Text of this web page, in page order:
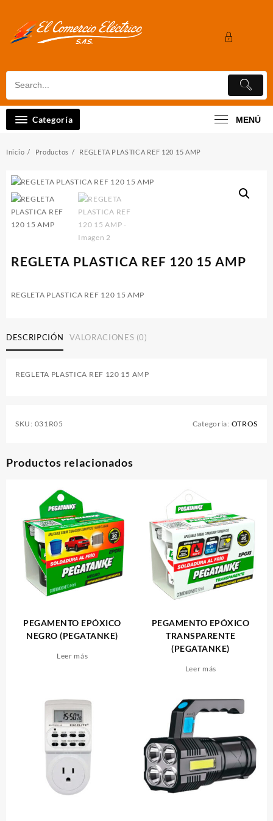
contenido
Categoría MENÚ
Inicio Productos REGLETA PLASTICA REF 120 15 AMP
REGLETA PLASTICA REF 120 15 AMP
REGLETA PLASTICA REF 120 15 AMP
DESCRIPCIÓN VALORACIONES (0)
REGLETA PLASTICA REF 120 15 AMP
SKU: 031R05 Categoría: OTROS
Productos relacionados
PEGAMENTO EPÓXICO
NEGRO (PEGATANKE)
Leer más
PEGAMENTO EPÓXICO
TRANSPARENTE
(PEGATANKE)
Leer más